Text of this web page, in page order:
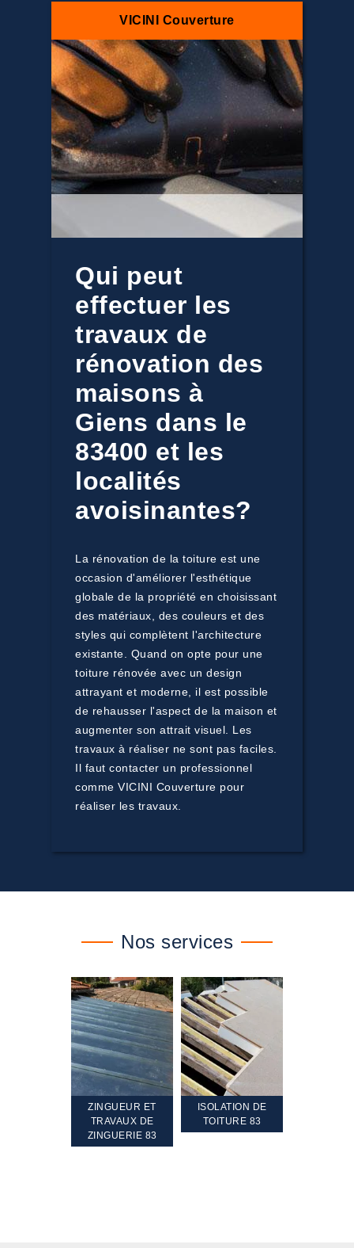
VICINI Couverture
Qui peut
effectuer les
travaux de
rénovation des
maisons à
Giens dans le
83400 et les
localités
avoisinantes?
La rénovation de la toiture est une
occasion d'améliorer l'esthétique
globale de la propriété en choisissant
des matériaux, des couleurs et des
styles qui complètent l'architecture
existante. Quand on opte pour une
toiture rénovée avec un design
attrayant et moderne, il est possible
de rehausser l'aspect de la maison et
augmenter son attrait visuel. Les
travaux à réaliser ne sont pas faciles.
Il faut contacter un professionnel
comme VICINI Couverture pour
réaliser les travaux.
Nos services
ZINGUEUR ET
TRAVAUX DE
ZINGUERIE 83
ISOLATION DE
TOITURE 83